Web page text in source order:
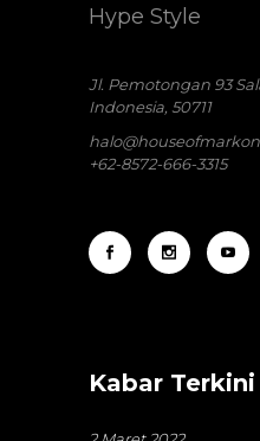
Hype Style
Jl. Pemotongan 93
Indonesia, 50711
+62-8572-666-3315
Kabar Terkini